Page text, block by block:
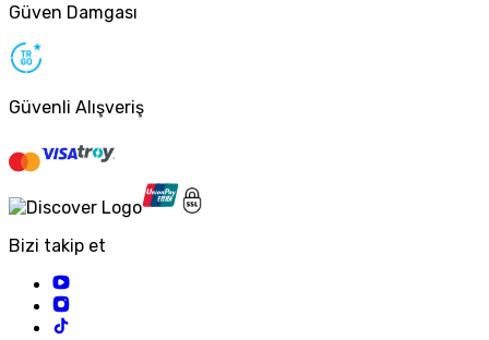
Güven Damgası
Güvenli Alışveriş
Bizi takip et